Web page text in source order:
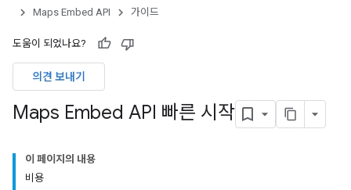
Maps Embed API
가이드
도움이 되었나요?
의견 보내기
Maps Embed API 빠른 시작
이 페이지의 내용
비용